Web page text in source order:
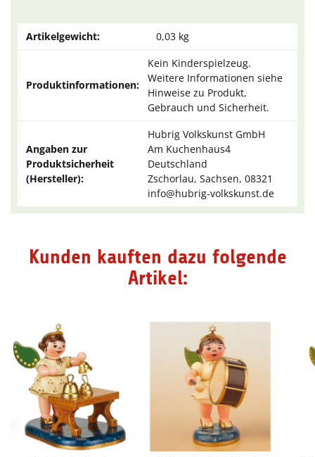
Artikelgewicht: 0,03 kg
Produktinformationen:
Kein Kinderspielzeug.
Weitere Informationen siehe
Hinweise zu Produkt,
Gebrauch und Sicherheit.
Angaben zur
Produktsicherheit
(Hersteller):
Hubrig Volkskunst GmbH
Am Kuchenhaus4
Deutschland
Zschorlau, Sachsen, 08321
info@hubrig-volkskunst.de
Kunden kauften dazu folgende
Artikel: